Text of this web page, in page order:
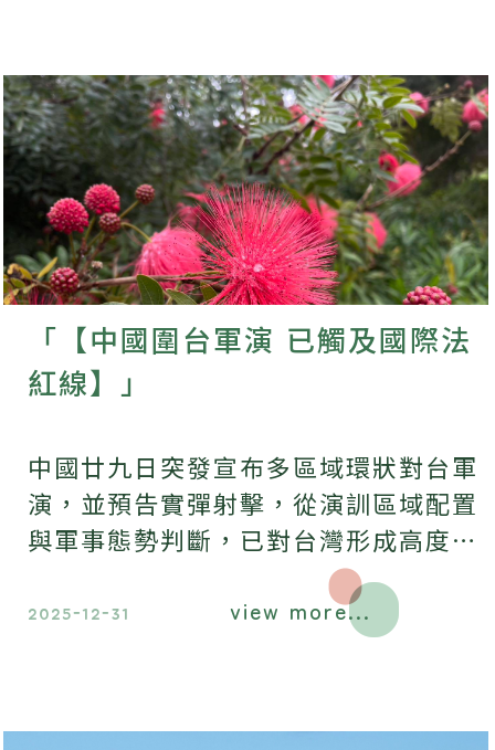
「【中國圍台軍演 已觸及國際法
紅線】」
中國廿九日突發宣布多區域環狀對台軍
演，並預告實彈射擊，從演訓區域配置
與軍事態勢判斷，已對台灣形成高度明
確的封控想定。此行徑不僅是軍事層面
的升級，更在國際法上引發嚴肅的法律
2025-12-31 view more...